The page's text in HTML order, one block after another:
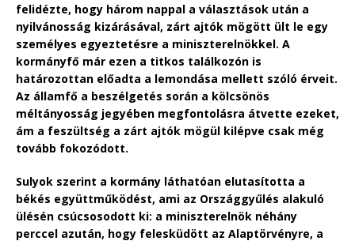
felidézte, hogy három nappal a választások után a
nyilvánosság kizárásával, zárt ajtók mögött ült le egy
személyes egyeztetésre a miniszterelnökkel. A
kormányfő már ezen a titkos találkozón is
határozottan előadta a lemondása mellett szóló érveit.
Az államfő a beszélgetés során a kölcsönös
méltányosság jegyében megfontolásra átvette ezeket,
ám a feszültség a zárt ajtók mögül kilépve csak még
tovább fokozódott.
Sulyok szerint a kormány láthatóan elutasította a
békés együttműködést, ami az Országgyűlés alakuló
ülésén csúcsosodott ki: a miniszterelnök néhány
perccel azután, hogy felesküdött az Alaptörvényre, a